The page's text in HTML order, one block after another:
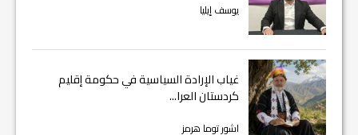
يوسف إيليا
غياب الإرادة السياسية في حكومة إقليم
كردستان العرا...
اشور توما هرمز